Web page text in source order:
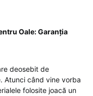
Oale: Garanția
deosebit de
Atunci când vine vorba
folosite joacă un